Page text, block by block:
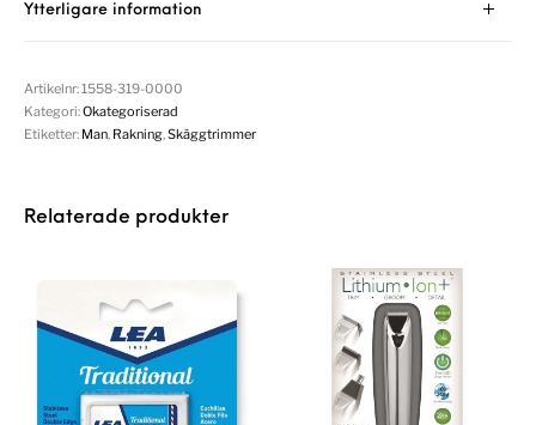
Ytterligare information
Artikelnr:1558-319-0000
Kategori:Okategoriserad
Etiketter: Man Rakning ,Skäggtrimmer
Relaterade produkter